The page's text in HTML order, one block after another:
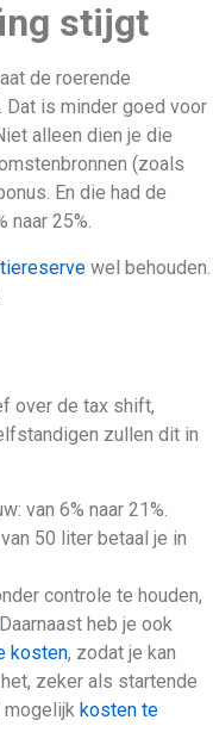
stijgt
de roerende
Dat is minder goed voor
alleen dien je die
(zoals
En die had de
naar 25%.
wel behouden.
over de tax shift,
zullen dit in
van 6% naar 21%.
50 liter betaal je in
controle te houden,
heb je ook
kosten, zodat je kan
zeker als startende
mogelijk kosten te